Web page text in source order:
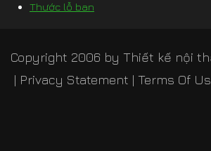
Thước lỗ ban
Copyright 2006 by Thiết kế nội
| Privacy Statement | Terms Of